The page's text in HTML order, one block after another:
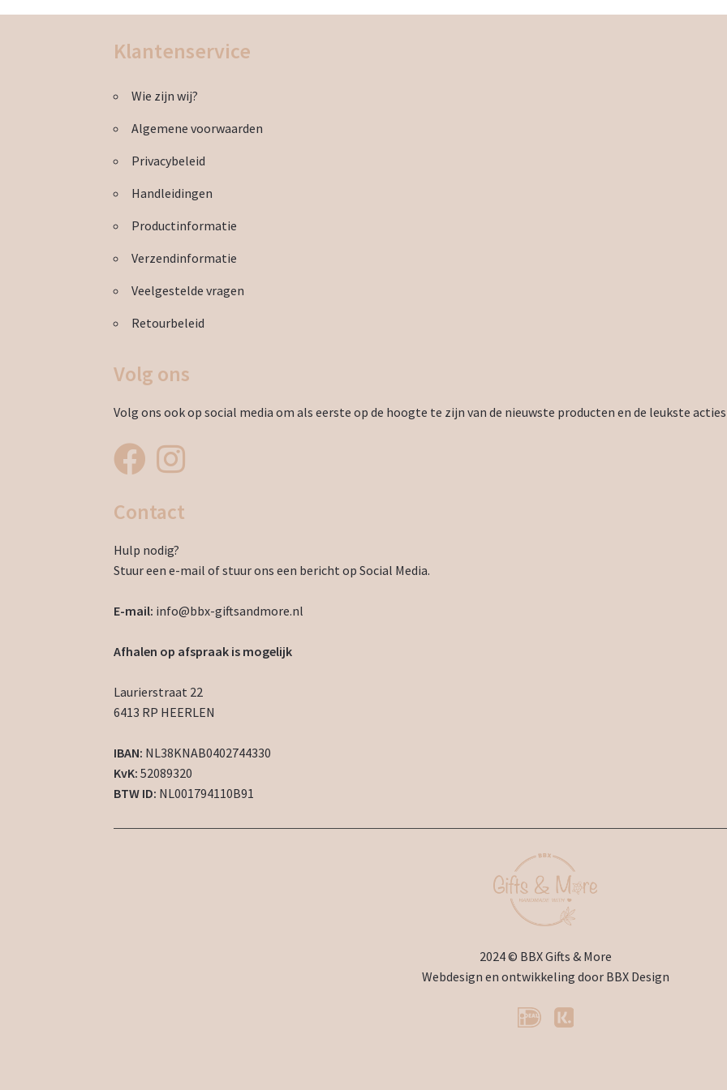
Klantenservice
Wie zijn wij?
Algemene voorwaarden
Privacybeleid
Handleidingen
Productinformatie
Verzendinformatie
Veelgestelde vragen
Retourbeleid
Volg ons
Volg ons ook op social media om als eerste op de hoogte te zijn van de nieuwste producten en de leukste
Contact
Hulp nodig?
Stuur een e-mail of stuur ons een bericht op Social Media.
E-mail: info@bbx-giftsandmore.nl
Afhalen op afspraak is mogelijk
Laurierstraat 22
6413 RP HEERLEN
IBAN: NL38KNAB0402744330
KvK: 52089320
BTW ID: NL001794110B91
2024 © BBX Gifts & More
Webdesign en ontwikkeling door BBX Design